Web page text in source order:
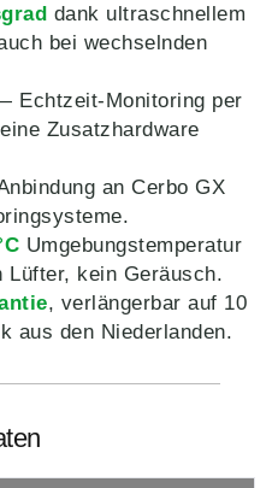
dank ultraschnellem
bei wechselnden
Echtzeit-Monitoring per
Zusatzhardware
an Cerbo GX
Umgebungstemperatur
kein Geräusch.
, verlängerbar auf 10
aus den Niederlanden.